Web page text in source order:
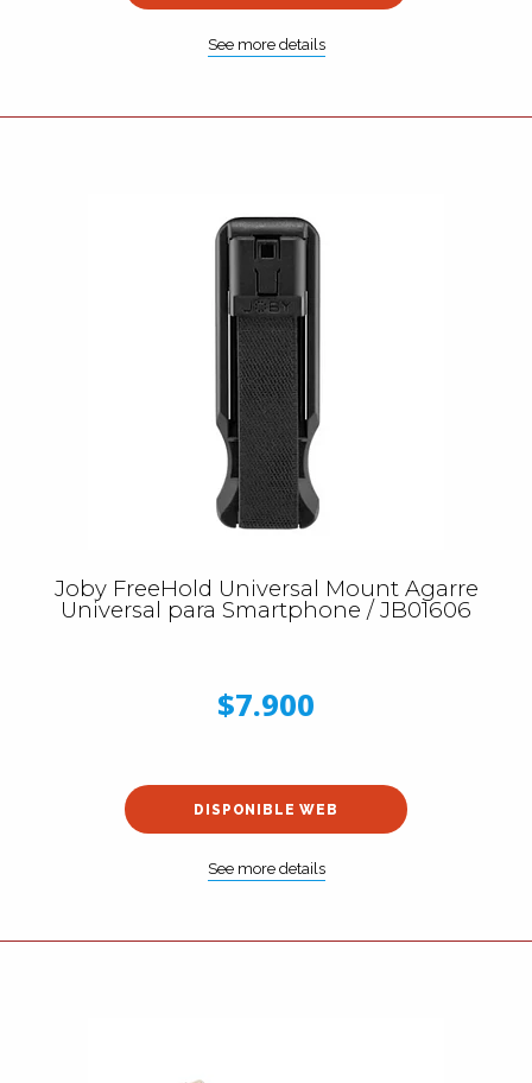
See more details
Joby FreeHold Universal Mount Agarre
Universal para Smartphone / JB01606
$7.900
DISPONIBLE WEB
See more details